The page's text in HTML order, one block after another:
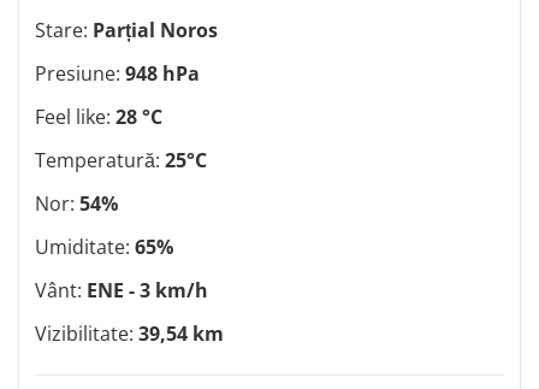
Stare: Parțial Noros
Presiune: 948 hPa
Feel like: 28 °C
Temperatură: 25°C
Nor: 54%
Umiditate: 65%
Vânt: ENE - 3 km/h
Vizibilitate: 39,54 km